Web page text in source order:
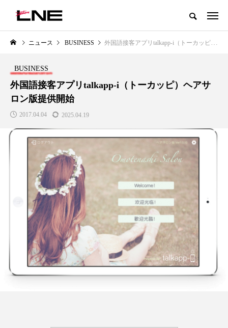
グローバルビューティ＆ヘルスケアビジネス誌
LIFESTYLE
SNSの「加工顔」と美容医療｜AI
がもたらす可能性とこれから
2026.07.13
BUSINESS
GWI調査から読み解く2030年の
都市型スパ――身近なウェルネ
の次世代モデル
2026.08.06
ニュース BUSINESS 外国語接客アプリtalkapp-i（トーカッピ）ヘアサロン版提供開始
BUSINESS
外国語接客アプリtalkapp-i（トーカッピ）ヘアサ
ロン版提供開始
2017.04.04 2025.04.19